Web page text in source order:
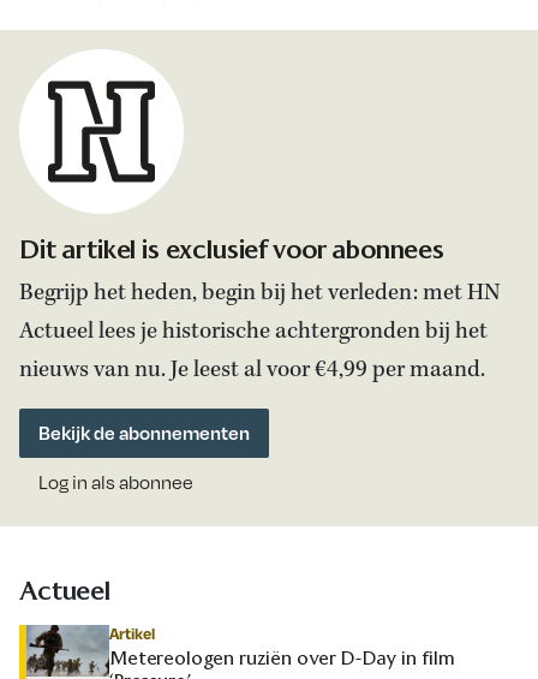
Dit artikel is exclusief voor abonnees
Begrijp het heden, begin bij het verleden: met HN
Actueel lees je historische achtergronden bij het
nieuws van nu. Je leest al voor €4,99 per maand.
Bekijk de abonnementen
Log in als abonnee
Actueel
Artikel
Metereologen ruziën over D-Day in film